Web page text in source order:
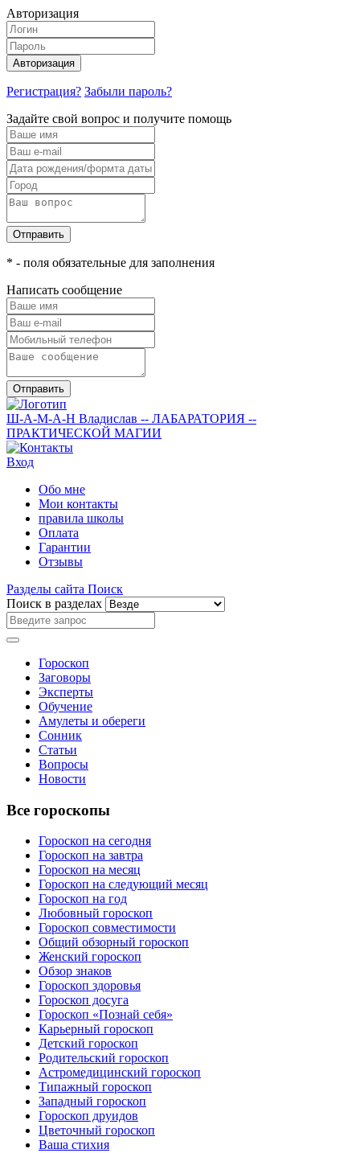
Авторизация
Авторизация
Регистрация? Забыли пароль?
Задайте свой вопрос и получите помощь
Отправить
* - поля обязательные для заполнения
Написать сообщение
Отправить
Ш-А-М-А-Н Владислав -- ЛАБАРАТОРИЯ --
ПРАКТИЧЕСКОЙ МАГИИ
Вход
Обо мне
Мои контакты
правила школы
Оплата
Гарантии
Отзывы
Разделы сайта Поиск
Поиск в разделах
Гороскоп
Заговоры
Эксперты
Обучение
Амулеты и обереги
Сонник
Статьи
Вопросы
Новости
Все гороскопы
Гороскоп на сегодня
Гороскоп на завтра
Гороскоп на месяц
Гороскоп на следующий месяц
Гороскоп на год
Любовный гороскоп
Гороскоп совместимости
Общий обзорный гороскоп
Женский гороскоп
Обзор знаков
Гороскоп здоровья
Гороскоп досуга
Гороскоп «Познай себя»
Карьерный гороскоп
Детский гороскоп
Родительский гороскоп
Астромедицинский гороскоп
Типажный гороскоп
Западный гороскоп
Гороскоп друидов
Цветочный гороскоп
Ваша стихия